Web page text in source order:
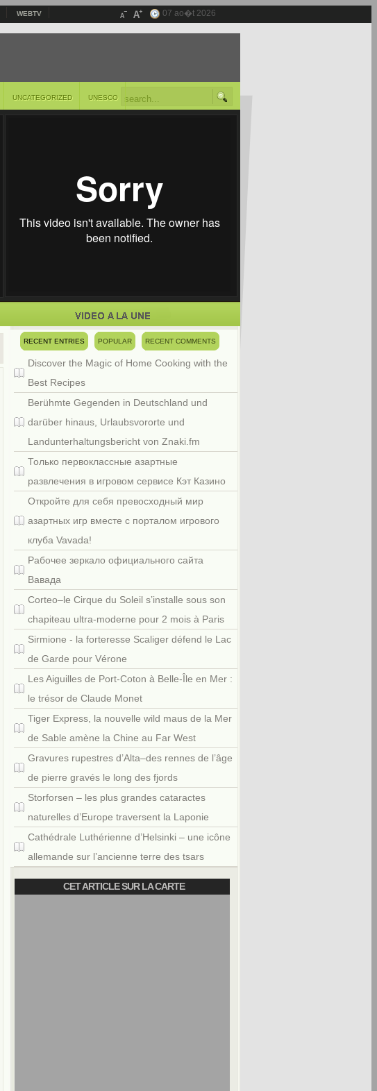
WEBTV 07 ao�t 2026
UNCATEGORIZED UNESCO
RECENT ENTRIES POPULAR RECENT COMMENTS
Discover the Magic of Home Cooking with the
Best Recipes
Berühmte Gegenden in Deutschland und
darüber hinaus, Urlaubsvororte und
Landunterhaltungsbericht von Znaki.fm
Только первоклассные азартные
развлечения в игровом сервисе Кэт Казино
Откройте для себя превосходный мир
азартных игр вместе с порталом игрового
клуба Vavada!
Рабочее зеркало официального сайта
Вавада
Corteo–le Cirque du Soleil s’installe sous son
chapiteau ultra-moderne pour 2 mois à Paris
Sirmione - la forteresse Scaliger défend le Lac
de Garde pour Vérone
Les Aiguilles de Port-Coton à Belle-Île en Mer :
le trésor de Claude Monet
Tiger Express, la nouvelle wild maus de la Mer
de Sable amène la Chine au Far West
Gravures rupestres d’Alta–des rennes de l’âge
de pierre gravés le long des fjords
Storforsen – les plus grandes cataractes
naturelles d’Europe traversent la Laponie
Cathédrale Luthérienne d’Helsinki – une icône
allemande sur l’ancienne terre des tsars
CET ARTICLE SUR LA CARTE